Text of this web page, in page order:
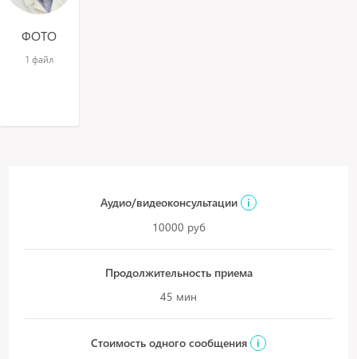
ФОТО
1 файл
Аудио/видеоконсультации
i
10000 руб
Продолжительность приема
45 мин
Стоимость одного сообщения
i